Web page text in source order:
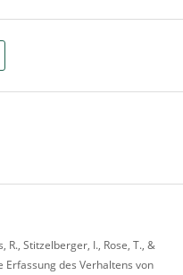
R., Stitzelberger, I., Rose, T., &
des Verhaltens von